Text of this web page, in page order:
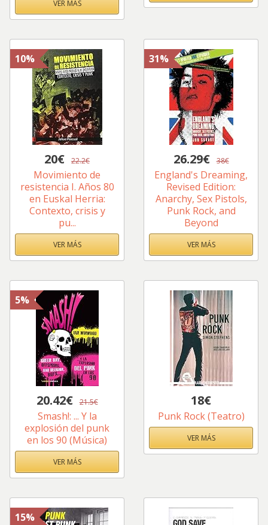
VER MÁS
10%
20€ 22.2€
Movimiento de
resistencia I. Años 80
en Euskal Herria:
Contexto, crisis y
pu...
VER MÁS
31%
26.29€ 38€
England's Dreaming,
Revised Edition:
Anarchy, Sex Pistols,
Punk Rock, and
Beyond
VER MÁS
5%
20.42€ 21.5€
Smash!: ... Y la
explosión del punk
en los 90 (Música)
VER MÁS
18€
Punk Rock (Teatro)
VER MÁS
15%